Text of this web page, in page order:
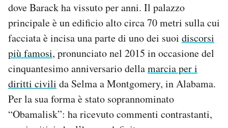
dove Barack ha vissuto per anni. Il palazzo
principale è un edificio alto circa 70 metri sulla cui
facciata è incisa una parte di uno dei suoi discorsi
più famosi, pronunciato nel 2015 in occasione del
cinquantesimo anniversario dellamarcia per i
diritti civili da Selma a Montgomery, in Alabama.
Per la sua forma è stato soprannominato
“Obamalisk”: ha ricevuto commenti contrastanti,